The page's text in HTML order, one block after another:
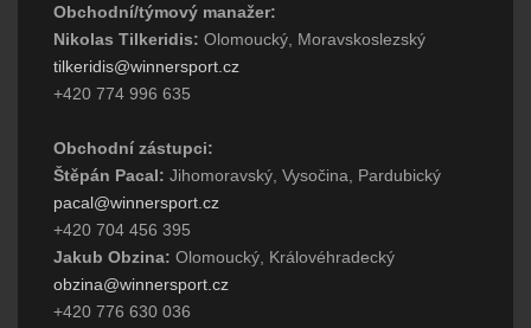
Obchodní/týmový manažer:
Nikolas Tilkeridis: Olomoucký, Moravskoslezský
tilkeridis@winnersport.cz
+420 774 996 635
Obchodní zástupci:
Štěpán Pacal: Jihomoravský, Vysočina, Pardubický
pacal@winnersport.cz
+420 704 456 395
Jakub Obzina: Olomoucký, Královéhradecký
obzina@winnersport.cz
+420 776 630 036